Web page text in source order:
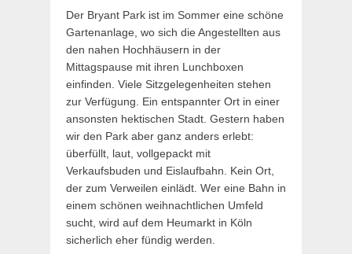
Der Bryant Park ist im Sommer eine schöne
Gartenanlage, wo sich die Angestellten aus
den nahen Hochhäusern in der
Mittagspause mit ihren Lunchboxen
einfinden. Viele Sitzgelegenheiten stehen
zur Verfügung. Ein entspannter Ort in einer
ansonsten hektischen Stadt. Gestern haben
wir den Park aber ganz anders erlebt:
überfüllt, laut, vollgepackt mit
Verkaufsbuden und Eislaufbahn. Kein Ort,
der zum Verweilen einlädt. Wer eine Bahn in
einem schönen weihnachtlichen Umfeld
sucht, wird auf dem Heumarkt in Köln
sicherlich eher fündig werden.